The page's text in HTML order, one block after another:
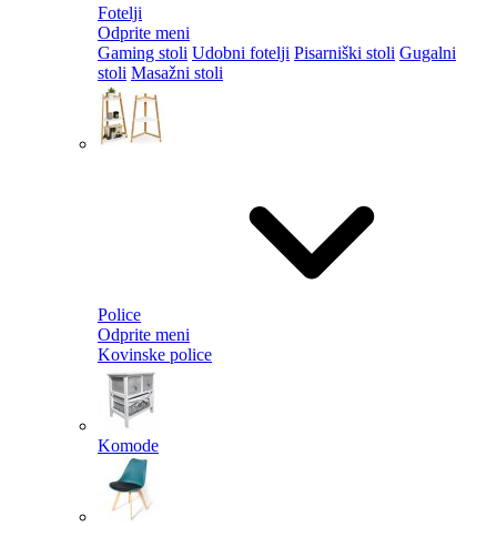
Fotelji
Odprite meni
Gaming stoli Udobni fotelji Pisarniški stoli Gugalni
stoli Masažni stoli
Police
Odprite meni
Kovinske police
Komode